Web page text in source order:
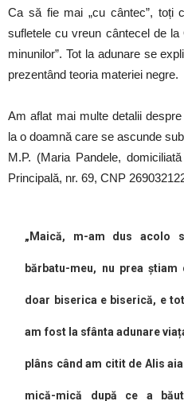
Ca să fie mai „cu cântec”, toți
sufletele cu vreun cântecel de
minunilor”. Tot la adunare se
prezentând teoria materiei negre.
Am aflat mai multe detalii
la o doamnă care se ascunde
M.P. (Maria Pandele,
Principală, nr. 69, CNP
„Maică, m-am dus acolo
bărbatu-meu, nu prea
doar biserica e biserică, e
am fost la sfânta adunare
plâns când am citit de Alis
mică-mică după ce a